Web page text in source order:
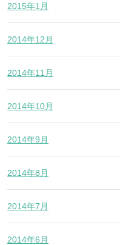
2015年1月
2014年12月
2014年11月
2014年10月
2014年9月
2014年8月
2014年7月
2014年6月